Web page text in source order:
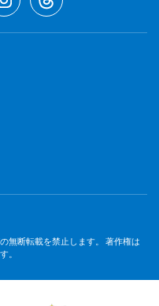
無断転載を禁止します。 著作権は
。